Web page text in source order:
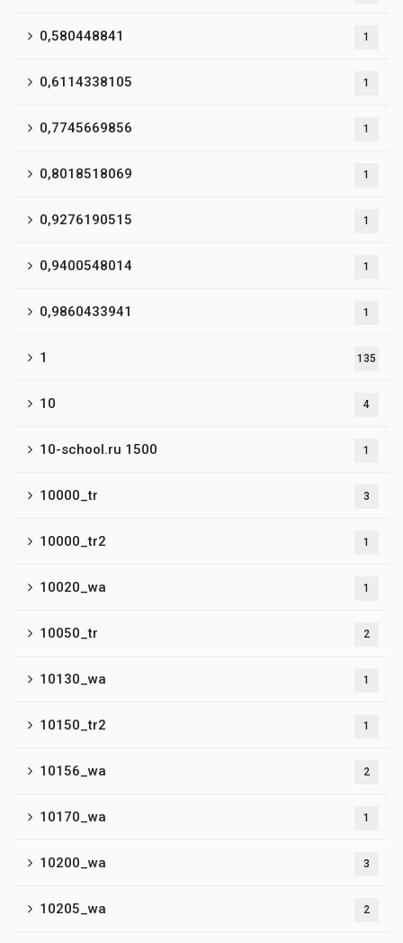
0,580448841 1
0,6114338105 1
0,7745669856 1
0,8018518069 1
0,9276190515 1
0,9400548014 1
0,9860433941 1
1 135
10 4
10-school.ru 1500 1
10000_tr 3
10000_tr2 1
10020_wa 1
10050_tr 2
10130_wa 1
10150_tr2 1
10156_wa 2
10170_wa 1
10200_wa 3
10205_wa 2